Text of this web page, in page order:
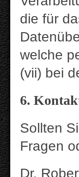
die für
welche
(vii) bei
6.
Sollten
Fragen
Dr.